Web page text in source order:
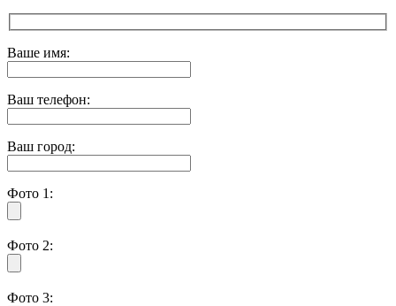
Ваше имя:
Ваш телефон:
Ваш город:
Фото 1:
Фото 2:
Фото 3: